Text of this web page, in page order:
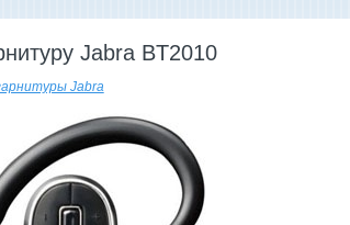
Jabra BT2010
Jabra